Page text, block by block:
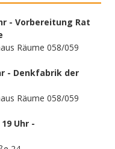
- Vorbereitung Rat
Räume 058/059
- Denkfabrik der
Räume 058/059
Uhr -